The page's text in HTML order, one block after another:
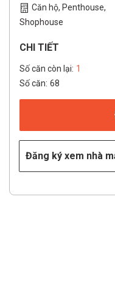
Căn hộ, Penthouse,
Shophouse
CHI TIẾT
Số căn còn lại: 1
Số căn: 68
Đăng ký xem nhà